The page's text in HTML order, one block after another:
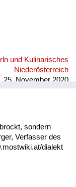
und Kulinarisches
Niederösterreich
25. November 2020
sondern
Verfasser des
dialekt